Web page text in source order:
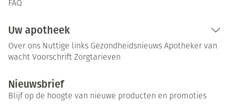
FAQ
Uw apotheek
Over ons Nuttige links Gezondheidsnieuws Apotheker van
wacht Voorschrift Zorgtarieven
Nieuwsbrief
Blijf op de hoogte van nieuwe producten en promoties